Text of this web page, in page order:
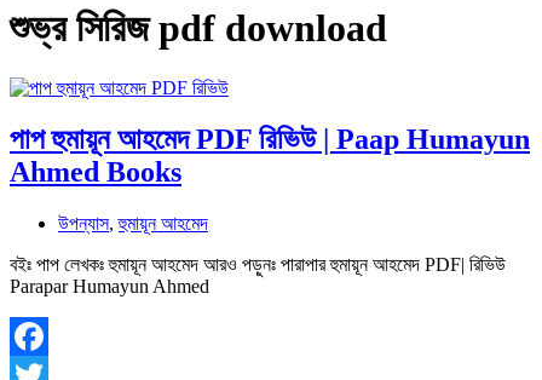
শুভ্র সিরিজ pdf download
পাপ হুমায়ূন আহমেদ PDF রিভিউ | Paap Humayun
Ahmed Books
উপন্যাস,হুমায়ূন আহমেদ
বইঃ পাপ লেখকঃ হুমায়ূন আহমেদ আরও পড়ুনঃ পারাপার হুমায়ূন আহমেদ PDF| রিভিউ
Parapar Humayun Ahmed
Facebook